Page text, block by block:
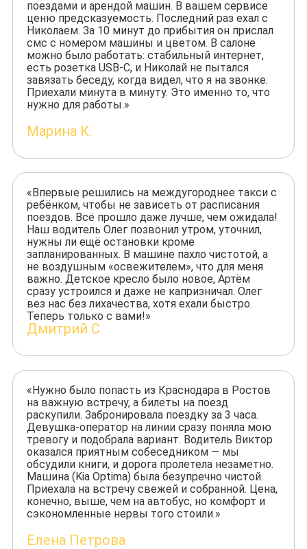
поездами и арендой машин. В вашем сервисе
ценю предсказуемость. Последний раз ехал с
Николаем. За 10 минут до прибытия он прислал
смс с номером машины и цветом. В салоне
можно было работать: стабильный интернет,
есть розетка USB-C, и Николай не пытался
завязать беседу, когда видел, что я на звонке.
Приехали минута в минуту. Это именно то, что
нужно для работы.»
Марина К.
«Впервые решились на междугороднее такси с
ребёнком, чтобы не зависеть от расписания
поездов. Всё прошло даже лучше, чем ожидала!
Наш водитель Олег позвонил утром, уточнил,
нужны ли ещё остановки кроме
запланированных. В машине пахло чистотой, а
не воздушным «освежителем», что для меня
важно. Детское кресло было новое, Артём
сразу устроился и даже не капризничал. Олег
вез нас без лихачества, хотя ехали быстро.
Теперь только с вами!»
Дмитрий С
«Нужно было попасть из Краснодара в Ростов
на важную встречу, а билеты на поезд
раскупили. Забронировала поездку за 3 часа.
Девушка-оператор на линии сразу поняла мою
тревогу и подобрала вариант. Водитель Виктор
оказался приятным собеседником — мы
обсудили книги, и дорога пролетела незаметно.
Машина (Kia Optima) была безупречно чистой.
Приехала на встречу свежей и собранной. Цена,
конечно, выше, чем на автобус, но комфорт и
сэкономленные нервы того стоили.»
Елена Петрова